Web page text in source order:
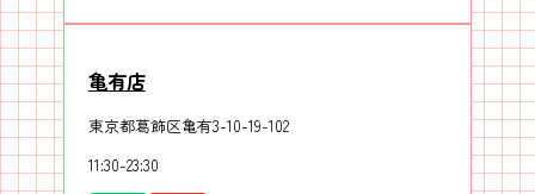
亀有店
東京都葛飾区亀有3-10-19-102
11:30-23:30